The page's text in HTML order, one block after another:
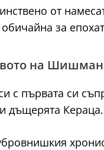
от
за
на Шишман
с първата си
Кераца.